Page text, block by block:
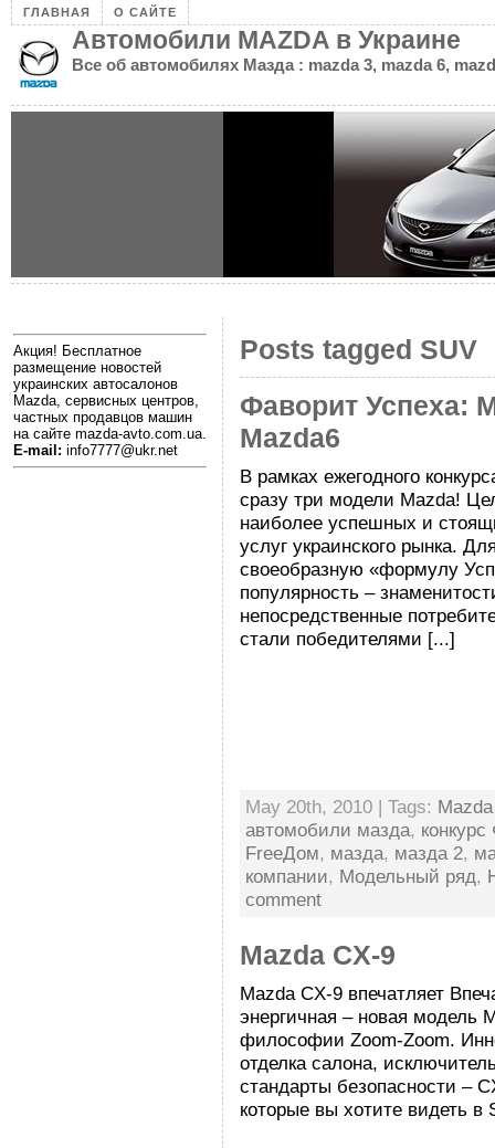
ГЛАВНАЯ О САЙТЕ
Автомобили MAZDA в Украине
Все об автомобилях Мазда : mazda 3, mazda 6,
Posts tagged SUV
Фаворит Успеха:
Mazda6
В рамках ежегодного
сразу три модели Mazdа!
наиболее успешных и
услуг украинского рынка.
своеобразную «формулу
популярность –
непосредственные
стали победителями [...]
May 20th, 2010 | Tags:
автомобили мазда,
FreeДом, мазда, мазда 2,
компании, Модельный ряд,
comment
Mazda CX-9
Mazda CX-9 впечатляет
энергичная – новая модель
философии Zoom-Zoom.
отделка салона,
стандарты безопасности –
которые вы хотите видеть
Акция! Бесплатное
размещение новостей
украинских автосалонов
Mazda, сервисных центров,
частных продавцов машин
на сайте mazda-avto.com.ua.
E-mail: info7777@ukr.net